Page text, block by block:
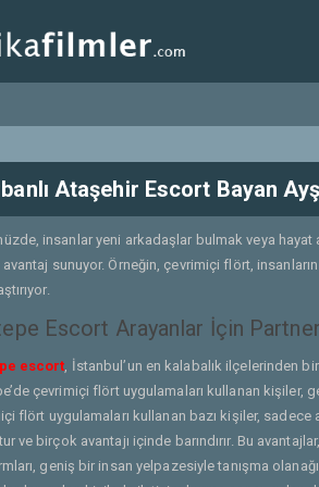
Ataşehir Escort Bayan
insanlar yeni arkadaşlar bulmak veya
sunuyor. Örneğin, çevrimiçi flört,
Escort Arayanlar İçin
escort , İstanbul’un en kalabalık ilçelerinden
çevrimiçi flört uygulamaları kullanan kişiler,
flört uygulamaları kullanan bazı kişiler,
ve birçok avantajı içinde barındırır. Bu
geniş bir insan yelpazesiyle tanışma